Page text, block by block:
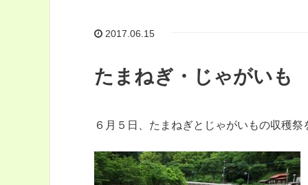
2017.06.15
たまねぎ・じゃがいも
６月５日、たまねぎとじゃがいもの収穫祭